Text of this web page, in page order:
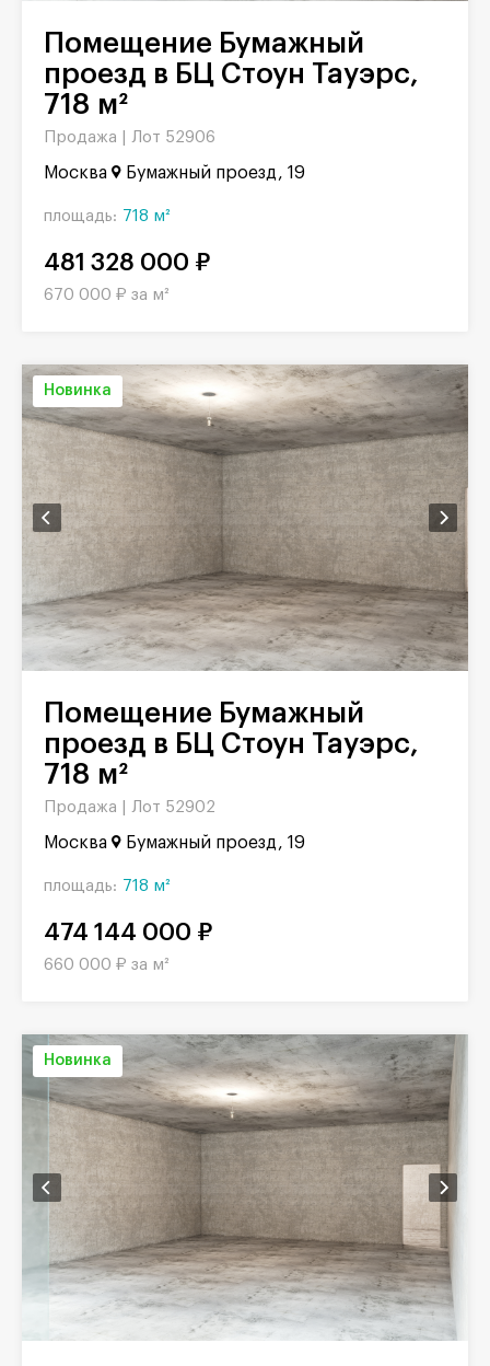
Помещение Бумажный
проезд в БЦ Стоун Тауэрс,
718 м²
Продажа | Лот 52906
Москва Бумажный проезд, 19
площадь: 718 м²
481 328 000 ₽
670 000 ₽ за м²
Новинка
Помещение Бумажный
проезд в БЦ Стоун Тауэрс,
718 м²
Продажа | Лот 52902
Москва Бумажный проезд, 19
площадь: 718 м²
474 144 000 ₽
660 000 ₽ за м²
Новинка